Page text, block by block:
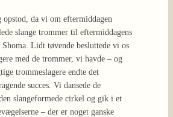
da vi om eftermiddagen
slange trommer til eftermiddagens
Lidt tøvende besluttede vi os
med de trommer, vi havde – og
trommeslagere endte det
succes. Vi dansede de
slangeformede cirkel og gik i et
– der er noget ganske